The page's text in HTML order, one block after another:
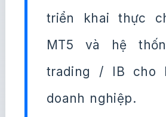
triển khai thực
MT5 và hệ
trading / IB cho
doanh nghiệp.